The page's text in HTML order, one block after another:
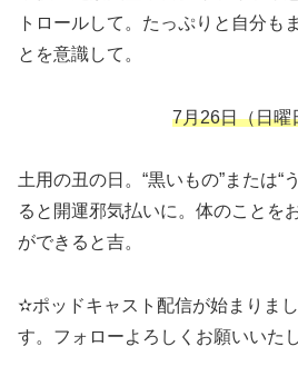
トロールして。たっぷりと自分も
とを意識して。
7月26日（日曜
土用の丑の日。“黒いもの”または“
ると開運邪気払いに。体のことを
ができると吉。
✫ポッドキャスト配信が始まりま
す。フォローよろしくお願いいた